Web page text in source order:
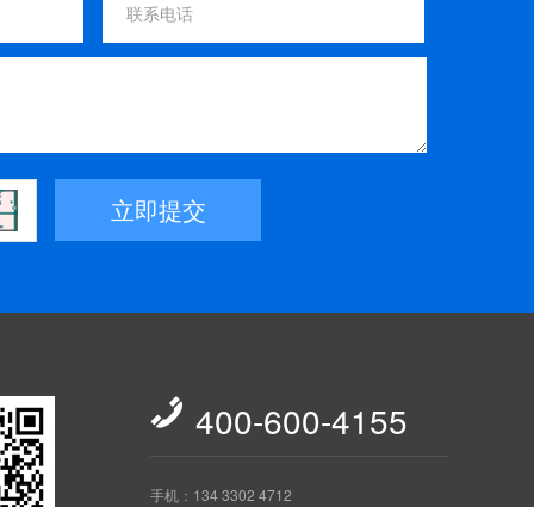
立即提交
 400-600-4155
手机：134 3302 4712